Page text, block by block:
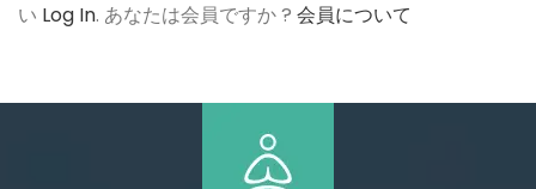
い Log In. あなたは会員ですか ? 会員について